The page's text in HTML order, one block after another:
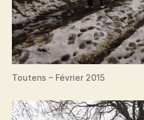
Toutens – Février 2015